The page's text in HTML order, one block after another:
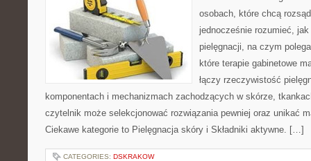
osobach, które chcą
jednocześnie rozumieć, jak
pielęgnacji, na czym
które terapie gabinetowe
łączy rzeczywistość
komponentach i mechanizmach zachodzących w skórze,
czytelnik może selekcjonować rozwiązania pewniej oraz unikać
Ciekawe kategorie to Pielęgnacja skóry i Składniki aktywne. […]
CATEGORIES: DSKRAKOW